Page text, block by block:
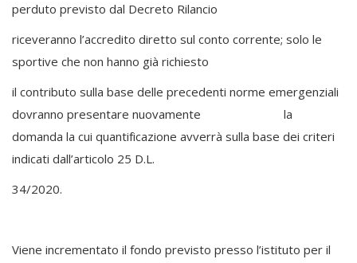
perduto previsto dal Decreto Rilancio
riceveranno l’accredito diretto sul conto corrente; solo le
sportive che non hanno già richiesto
il contributo sulla base delle precedenti norme emergenziali
dovranno presentare nuovamente la
domanda la cui quantificazione avverrà sulla base dei criteri
indicati dall’articolo 25 D.L.
34/2020.
Viene incrementato il fondo previsto presso l’istituto per il